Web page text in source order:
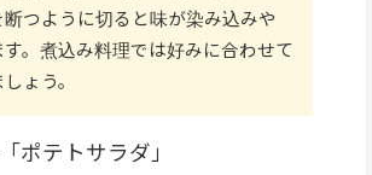
断つように切ると味が染み込みや
。煮込み料理では好みに合わせて
ょう。
ポテトサラダ」